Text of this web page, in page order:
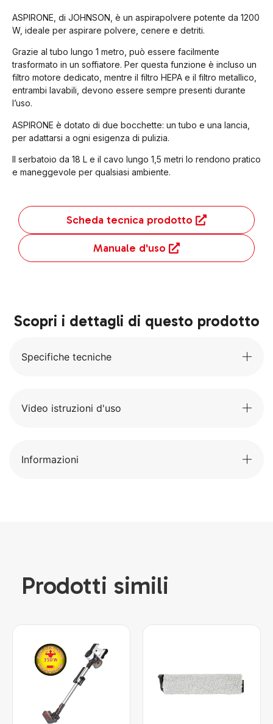
ASPIRONE, di JOHNSON, è un aspirapolvere potente da 1200
W, ideale per aspirare polvere, cenere e detriti.
Grazie al tubo lungo 1 metro, può essere facilmente
trasformato in un soffiatore. Per questa funzione è incluso un
filtro motore dedicato, mentre il filtro HEPA e il filtro metallico,
entrambi lavabili, devono essere sempre presenti durante
l’uso.
ASPIRONE è dotato di due bocchette: un tubo e una lancia,
per adattarsi a ogni esigenza di pulizia.
Il serbatoio da 18 L e il cavo lungo 1,5 metri lo rendono pratico
e maneggevole per qualsiasi ambiente.
Scheda tecnica prodotto
Manuale d'uso
Scopri i dettagli di questo prodotto
Specifiche tecniche
Video istruzioni d'uso
Informazioni
Prodotti simili